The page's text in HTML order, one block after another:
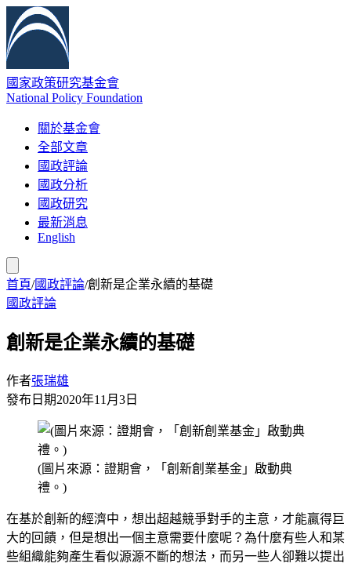
國家政策研究基金會
National Policy Foundation
關於基金會
全部文章
國政評論
國政分析
國政研究
最新消息
English
首頁/國政評論/創新是企業永續的基礎
國政評論
創新是企業永續的基礎
作者張瑞雄
發布日期2020年11月3日
(圖片來源：證期會，「創新創業基金」啟動典
禮。)
在基於創新的經濟中，想出超越競爭對手的主意，才能贏得巨
大的回饋，但是想出一個主意需要什麼呢？為什麼有些人和某
些組織能夠產生看似源源不斷的想法，而另一些人卻難以提出